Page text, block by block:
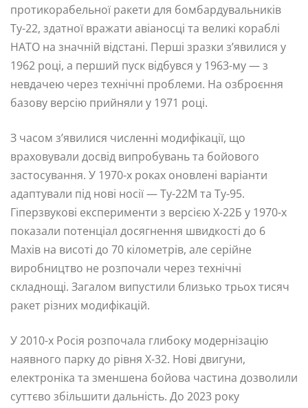
протикорабельної ракети для бомбардувальників
Ту-22, здатної вражати авіаносці та великі кораблі
НАТО на значній відстані. Перші зразки з’явилися у
1962 році, а перший пуск відбувся у 1963-му — з
невдачею через технічні проблеми. На озброєння
базову версію прийняли у 1971 році.
З часом з’явилися численні модифікації, що
враховували досвід випробувань та бойового
застосування. У 1970-х роках оновлені варіанти
адаптували під нові носії — Ту-22М та Ту-95.
Гіперзвукові експерименти з версією Х-22Б у 1970-х
показали потенціал досягнення швидкості до 6
Махів на висоті до 70 кілометрів, але серійне
виробництво не розпочали через технічні
складнощі. Загалом випустили близько трьох тисяч
ракет різних модифікацій.
У 2010-х Росія розпочала глибоку модернізацію
наявного парку до рівня Х-32. Нові двигуни,
електроніка та зменшена бойова частина дозволили
суттєво збільшити дальність. До 2023 року